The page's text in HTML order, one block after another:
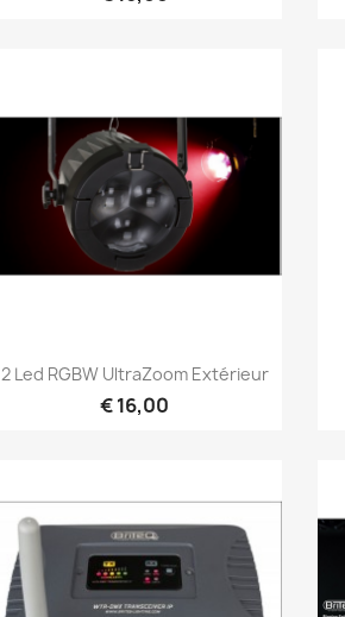
Snel bekijken
2 Led RGBW UltraZoom Extérieur
€ 16,00